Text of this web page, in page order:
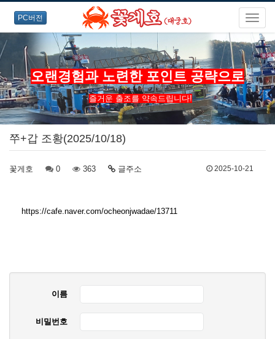
PC버전
오랜경험과 노련한 포인트 공략으로
즐거운 출조를 약속드립니다!
쭈+갑 조황(2025/10/18)
꽃게호 0 363 글주소 2025-10-21
https://cafe.naver.com/ocheonjwadae/13711
이름
비밀번호